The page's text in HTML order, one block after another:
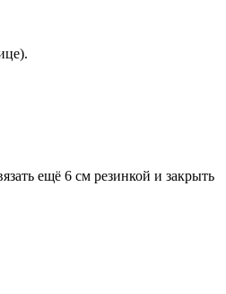
ещё 6 см резинкой и закрыть